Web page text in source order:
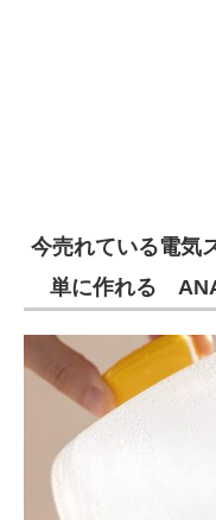
今売れている電気
単に作れる